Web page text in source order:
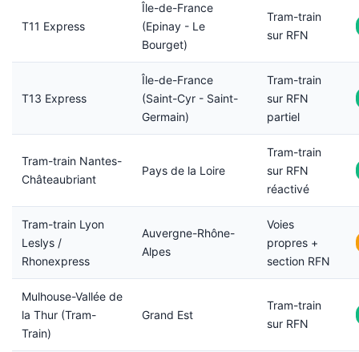
T11 Express
Île-de-France
(Epinay - Le
Bourget)
Tram-train
sur RFN
T13 Express
Île-de-France
(Saint-Cyr - Saint-
Germain)
Tram-train
sur RFN
partiel
Tram-train Nantes-
Châteaubriant
Pays de la Loire
Tram-train
sur RFN
réactivé
Tram-train Lyon
Leslys /
Rhonexpress
Auvergne-Rhône-
Alpes
Voies
propres +
section RFN
Mulhouse-Vallée de
la Thur (Tram-
Train)
Grand Est
Tram-train
sur RFN